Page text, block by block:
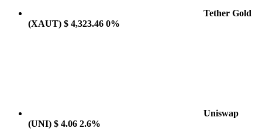
Tether Gold
(XAUT) $ 4,323.46 0%
Uniswap
(UNI) $ 4.06 2.6%